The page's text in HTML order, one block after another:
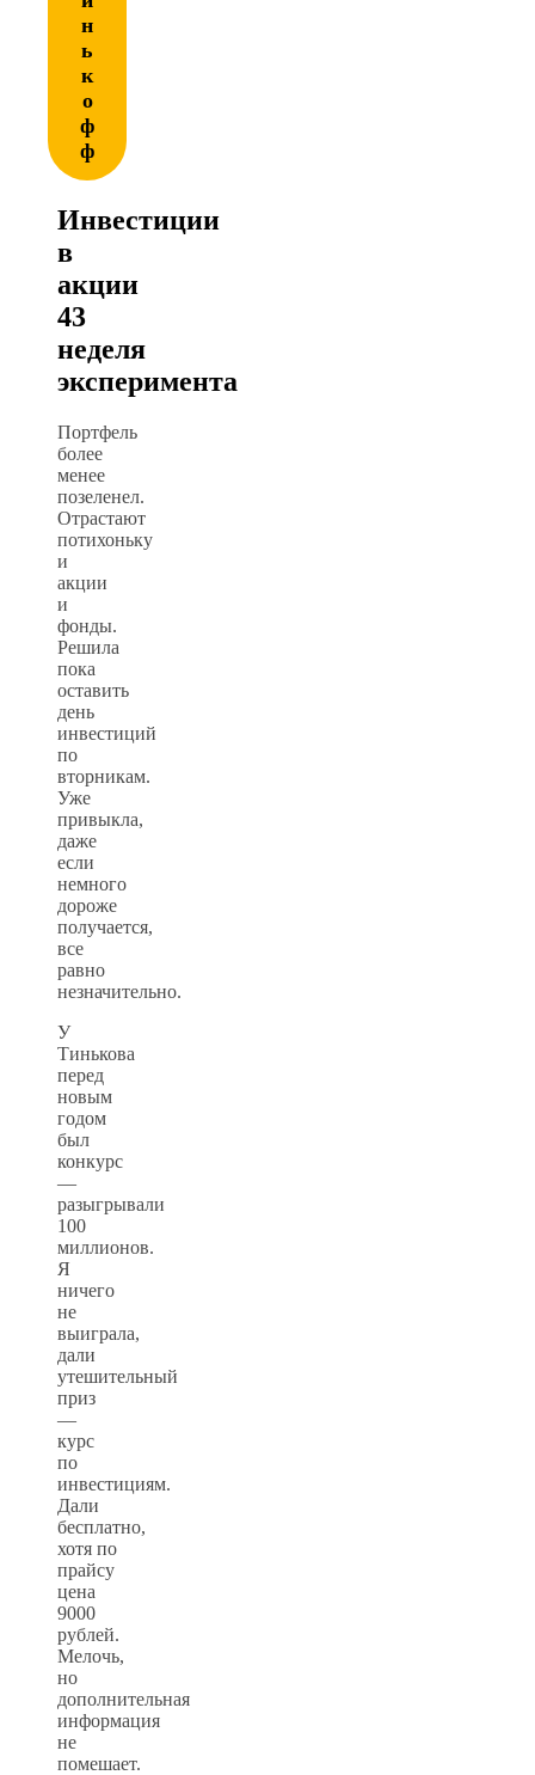
н
ь
к
о
ф
ф
Инвестиции
в
акции
43
неделя
эксперимента
Портфель
более
менее
позеленел.
Отрастают
потихоньку
и
акции
и
фонды.
Решила
пока
оставить
день
инвестиций
по
вторникам.
Уже
привыкла,
даже
если
немного
дороже
получается,
все
равно
незначительно.
У
Тинькова
перед
новым
годом
был
конкурс
—
разыгрывали
100
миллионов.
Я
ничего
не
выиграла,
дали
утешительный
приз
—
курс
по
инвестициям.
Дали
бесплатно,
хотя по
прайсу
цена
9000
рублей.
Мелочь,
но
дополнительная
информация
не
помешает.